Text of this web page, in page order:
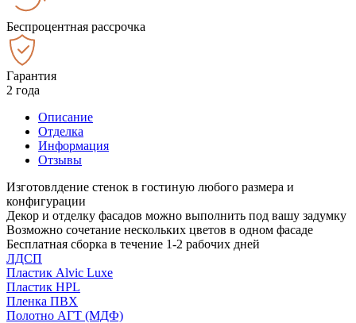
Беспроцентная рассрочка
Гарантия
2 года
Описание
Отделка
Информация
Отзывы
Изготовлдение стенок в гостиную любого размера и
конфигурации
Декор и отделку фасадов можно выполнить под вашу задумку
Возможно сочетание нескольких цветов в одном фасаде
Бесплатная сборка в течение 1-2 рабочих дней
ЛДСП
Пластик Alvic Luxe
Пластик HPL
Пленка ПВХ
Полотно АГТ (МДФ)